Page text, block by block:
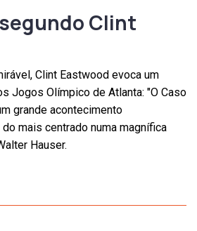
Clint
Clint Eastwood evoca um
Jogos Olímpico de Atlanta: "O Caso
grande acontecimento
mais centrado numa magnífica
Hauser.